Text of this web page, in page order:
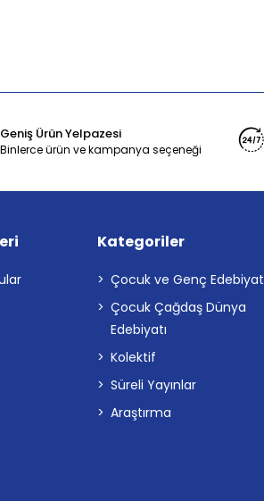
Geniş Ürün Yelpazesi
Binlerce ürün ve kampanya seçeneği
Kategoriler
Çocuk ve Genç Edebiyat
Çocuk Çağdaş Dünya
Edebiyatı
Kolektif
Süreli Yayınlar
Araştırma